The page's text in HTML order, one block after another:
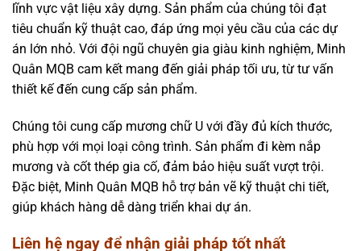
lĩnh vực vật liệu xây dựng. Sản phẩm của chúng tôi đạt
tiêu chuẩn kỹ thuật cao, đáp ứng mọi yêu cầu của các dự
án lớn nhỏ. Với đội ngũ chuyên gia giàu kinh nghiệm, Minh
Quân MQB cam kết mang đến giải pháp tối ưu, từ tư vấn
thiết kế đến cung cấp sản phẩm.
Chúng tôi cung cấp mương chữ U với đầy đủ kích thước,
phù hợp với mọi loại công trình. Sản phẩm đi kèm nắp
mương và cốt thép gia cố, đảm bảo hiệu suất vượt trội.
Đặc biệt, Minh Quân MQB hỗ trợ bản vẽ kỹ thuật chi tiết,
giúp khách hàng dễ dàng triển khai dự án.
Liên hệ ngay để nhận giải pháp tốt nhất